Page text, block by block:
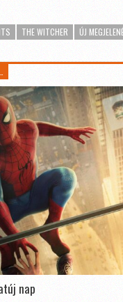
THE WITCHER ÚJ
nap